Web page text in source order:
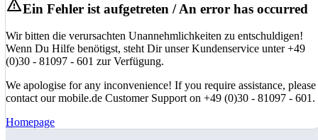
Ein Fehler ist aufgetreten / An error has occurred
Wir bitten die verursachten Unannehmlichkeiten zu entschuldigen!
Wenn Du Hilfe benötigst, steht Dir unser Kundenservice unter +49
(0)30 - 81097 - 601 zur Verfügung.
We apologise for any inconvenience! If you require assistance, please
contact our mobile.de Customer Support on +49 (0)30 - 81097 - 601.
Homepage